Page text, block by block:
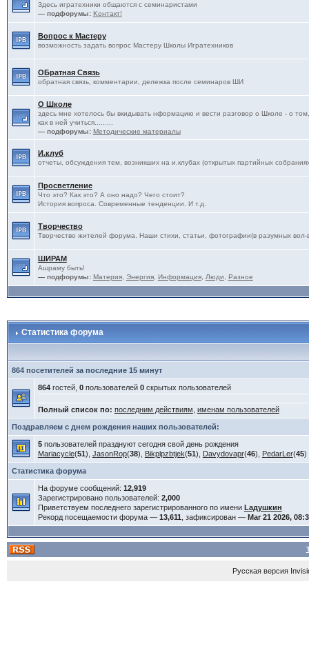
Здесь игратехники общаются с семинаристами
— подфорумы: Kонтакт!
Вопрос к Мастеру
возможность задать вопрос Мастеру Школы Игратехников
ОБратная Связь
обратная связь, комментарии, дележка после семинаров ШИ
О Школе
здесь мне хотелось бы вкидывать нформацию и вести разговор о Школе - о
как в ней учиться.........
— подфорумы: Методические материалы
И.клуб
отчеты, обсуждения тем, возникших на и.клубах (открытых партийных
Просветление
Что это? Как это? А оно надо? Чего стоит?
История вопроса. Современные тенденции. И т.д.
Творчество
Творчество жителей форума. Наши стихи, статьи, фотографии(в разумных вол-
ШИРАМ
Ашраму быть!
— подфорумы: Материя, Энергия, Информация, Люди Разное
Статистика форума
864 посетителей за последние 15 минут
864гостей, 0пользователей 0скрытых пользователей
Полный список по: последним действиям именам пользователей
Поздравляем с днем рождения наших пользователей:
5пользователей празднуют сегодня свой день рождения
Mariacycle(51), JasonRop(38), Bikplpzbtjek(51), Davydovapr(46), PedarLer(45)
Статистика форума
На форуме сообщений: 12,919
Зарегистрировано пользователей: 2,000
Приветствуем последнего зарегистрированного по имени Lадушкин
Рекорд посещаемости форума — 13,611 , зафиксирован — Mar 21 2026,
Русская версия